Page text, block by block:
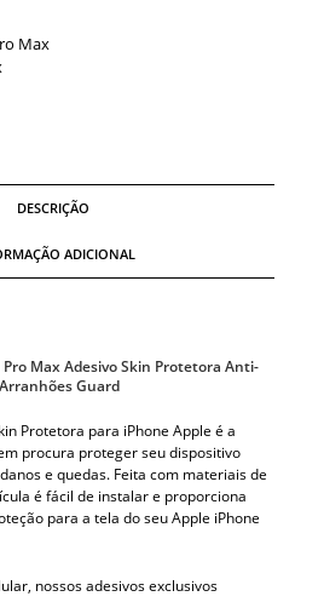
Max
DESCRIÇÃO
ADICIONAL
Max Adesivo Skin Protetora Anti-
Guard
Protetora para iPhone Apple é a
procura proteger seu dispositivo
e quedas. Feita com materiais de
é fácil de instalar e proporciona
para a tela do seu Apple iPhone
nossos adesivos exclusivos